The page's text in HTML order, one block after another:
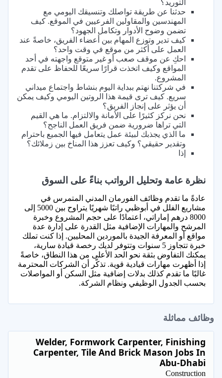
التوريد؟
حدثنا عن طريقة تواصلك وتنسيقك اليومي مع
المهندسين والمقاولين الفرعيين في الموقع. كيف
تضمن وضوح الأدوار وتكامل الجهود؟
كيف تدير وتوزع المهام بين أعضاء الفريق، خاصةً عند
العمل على أكثر من موقع في وقت واحد؟
احكِ عن موقف صعب أو غير متوقع واجهته في أحد
المواقع وكيف اتخذت قرارًا سريعًا للحفاظ على تقدم
المشروع.
في شركتنا نهتم ببداية اليوم بنشاط واجتماع ميداني
سريع. كيف ترى قيمة هذا الروتين اليومي وكيف يمكن
أن يؤثر على إنجاز الفريق؟
نحن نركز كثيرًا على الأمانة والالتزام. ما هي القيم
التي تراها ضرورية ضمن فريق العمل الناجح؟
ما الذي يجذبك لبيئة عمل يتعامل فيها الجميع باحترام
وتقدير حقيقي؟ وكيف تعزز هذا المناخ بين زملائك؟
إذا
نظرة عامة وتحليل الرواتب بناءً على السوق
عادةً ما تقدم وظائف الفورمان المدني المتمرس في
مشاريع الفلل في أبوظبي راتبًا شهريًا يتراوح بين 5000 إلى
8000 درهم إماراتي، اعتمادًا على حجم المشروع وخبرة
المرشح والمهارات الإضافية مثل القدرة على إدارة عدة
مواقع أو المعرفة الجيدة بالموردين المحليين. إذا كنت تملك
خبرة تتجاوز 5 سنوات وتتوفر لديك رخصة قيادة سارية،
يمكنك التفاوض بثقة نحو الحد الأعلى من هذا النطاق، خاصةً
إذا أظهرت مهارات قيادية قوية. تذكّر أن الشركات المحترمة
غالبًا ما تقدم كذلك بدلات إضافية مثل السكن أو المواصلات
بحسب الجدول الوظيفي ونظام الشركة.
وظائف مماثلة
Welder, Formwork Carpenter, Finishing
Carpenter, Tile And Brick Mason Jobs In
Abu-Dhabi
Construction